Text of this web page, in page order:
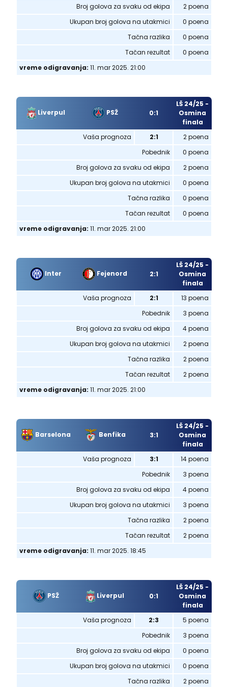
Broj golova za svaku od ekipa
2 poena
Ukupan broj golova na utakmici
0 poena
Tačna razlika
0 poena
Tačan rezultat
0 poena
vreme odigravanja: 11. mar 2025. 21:00
Liverpul PSŽ 0:1
LŠ 24/25 -
Osmina
finala
Vaša prognoza
2:1
2 poena
Pobednik
0 poena
Broj golova za svaku od ekipa
2 poena
Ukupan broj golova na utakmici
0 poena
Tačna razlika
0 poena
Tačan rezultat
0 poena
vreme odigravanja: 11. mar 2025. 21:00
Inter Fejenord 2:1
LŠ 24/25 -
Osmina
finala
Vaša prognoza
2:1
13 poena
Pobednik
3 poena
Broj golova za svaku od ekipa
4 poena
Ukupan broj golova na utakmici
2 poena
Tačna razlika
2 poena
Tačan rezultat
2 poena
vreme odigravanja: 11. mar 2025. 21:00
Barselona Benfika 3:1
LŠ 24/25 -
Osmina
finala
Vaša prognoza
3:1
14 poena
Pobednik
3 poena
Broj golova za svaku od ekipa
4 poena
Ukupan broj golova na utakmici
3 poena
Tačna razlika
2 poena
Tačan rezultat
2 poena
vreme odigravanja: 11. mar 2025. 18:45
PSŽ Liverpul 0:1
LŠ 24/25 -
Osmina
finala
Vaša prognoza
2:3
5 poena
Pobednik
3 poena
Broj golova za svaku od ekipa
0 poena
Ukupan broj golova na utakmici
0 poena
Tačna razlika
2 poena